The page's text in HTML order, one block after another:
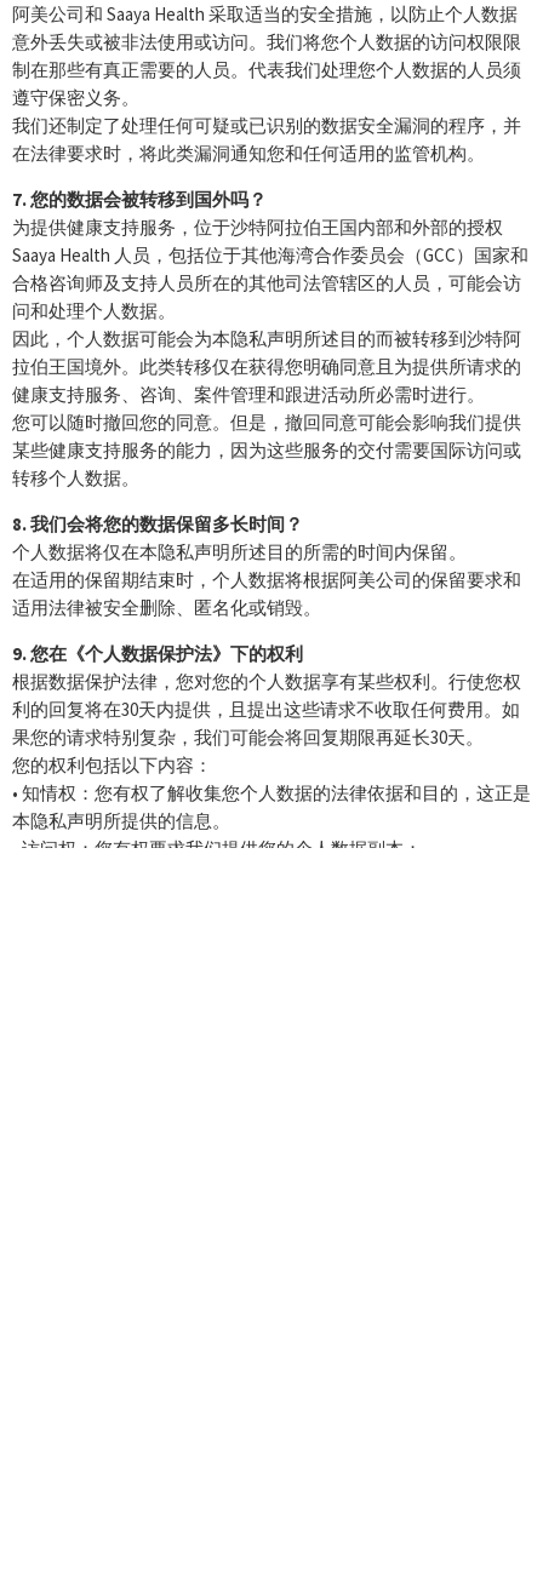
阿美公司和 Saaya Health 采取适当的安全措施，以防止个人数据
意外丢失或被非法使用或访问。我们将您个人数据的访问权限限
制在那些有真正需要的人员。代表我们处理您个人数据的人员须
遵守保密义务。
我们还制定了处理任何可疑或已识别的数据安全漏洞的程序，并
在法律要求时，将此类漏洞通知您和任何适用的监管机构。
7. 您的数据会被转移到国外吗？
为提供健康支持服务，位于沙特阿拉伯王国内部和外部的授权
Saaya Health 人员，包括位于其他海湾合作委员会（GCC）国家和
合格咨询师及支持人员所在的其他司法管辖区的人员，可能会访
问和处理个人数据。
因此，个人数据可能会为本隐私声明所述目的而被转移到沙特阿
拉伯王国境外。此类转移仅在获得您明确同意且为提供所请求的
健康支持服务、咨询、案件管理和跟进活动所必需时进行。
您可以随时撤回您的同意。但是，撤回同意可能会影响我们提供
某些健康支持服务的能力，因为这些服务的交付需要国际访问或
转移个人数据。
8. 我们会将您的数据保留多长时间？
个人数据将仅在本隐私声明所述目的所需的时间内保留。
在适用的保留期结束时，个人数据将根据阿美公司的保留要求和
适用法律被安全删除、匿名化或销毁。
9. 您在《个人数据保护法》下的权利
根据数据保护法律，您对您的个人数据享有某些权利。行使您权
利的回复将在30天内提供，且提出这些请求不收取任何费用。如
果您的请求特别复杂，我们可能会将回复期限再延长30天。
您的权利包括以下内容：
• 知情权：您有权了解收集您个人数据的法律依据和目的，这正是
本隐私声明所提供的信息。
• 访问权：您有权要求我们提供您的个人数据副本；